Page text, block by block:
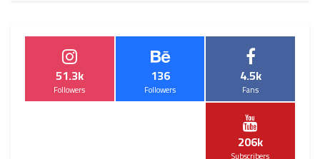
4.5k
Fans
136
Followers
51.3k
Followers
206k
Subscribers